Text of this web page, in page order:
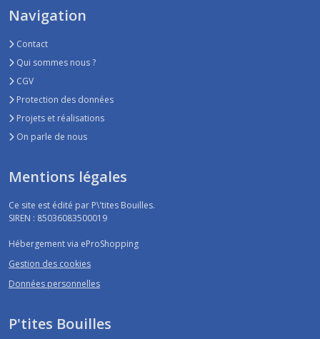
Navigation
Contact
Qui sommes nous ?
CGV
Protection des données
Projets et réalisations
On parle de nous
Mentions légales
Ce site est édité par P\'tites Bouilles.
SIREN : 85036083500019
Hébergement via eProShopping
Gestion des cookies
Données personnelles
P'tites Bouilles